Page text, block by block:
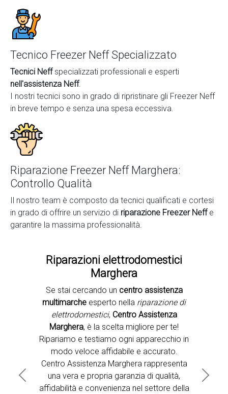
Tecnico Freezer Neff Specializzato
Tecnici Neffspecializzati professionali e esperti
nell'assistenza Neff.
I nostri tecnici sono in grado di ripristinare gli Freezer Neff
in breve tempo e senza una spesa eccessiva.
Riparazione Freezer Neff Marghera:
Controllo Qualità
Il nostro team è composto da tecnici qualificati e cortesi
in grado di offrire un servizio di riparazione Freezer Neff e
garantire la massima professionalità.
Second slide
Riparazioni elettrodomestici
Marghera
Se stai cercando un centro assistenza
multimarche esperto nella riparazione di
elettrodomestici, Centro Assistenza
Marghera, è la scelta migliore per te!
Ripariamo e testiamo ogni apparecchio in
modo veloce affidabile e accurato.
Centro Assistenza Marghera rappresenta
una vera e propria garanzia di qualità,
affidabilità e convenienza nel settore della
Previous Next